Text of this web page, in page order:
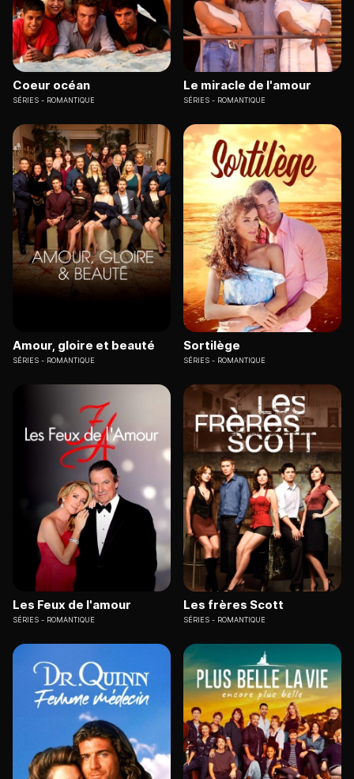
Coeur océan
SÉRIES ROMANTIQUE
Le miracle de l'amour
SÉRIES ROMANTIQUE
Amour, gloire et beauté
SÉRIES ROMANTIQUE
Sortilège
SÉRIES ROMANTIQUE
Les Feux de l'amour
SÉRIES ROMANTIQUE
Les frères Scott
SÉRIES ROMANTIQUE